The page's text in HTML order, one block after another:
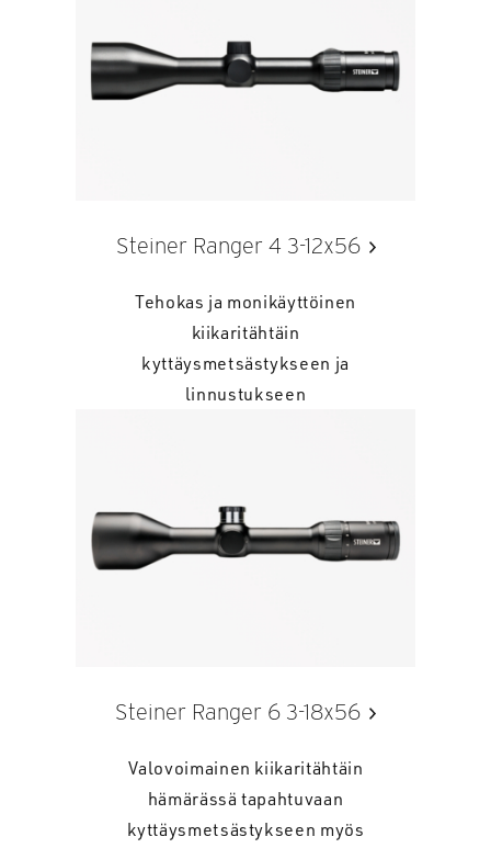
Steiner Ranger 4 3-12x56
Tehokas ja monikäyttöinen
kiikaritähtäin
kyttäysmetsästykseen ja
linnustukseen
Steiner Ranger 6 3-18x56
Valovoimainen kiikaritähtäin
hämärässä tapahtuvaan
kyttäysmetsästykseen myös